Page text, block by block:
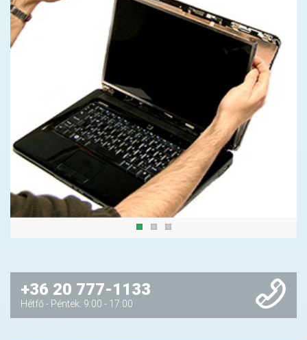
+36 20 777-1133
Hétfő - Péntek: 9:00 - 17:00